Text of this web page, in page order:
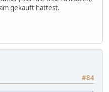
gekauft hattest.
#84